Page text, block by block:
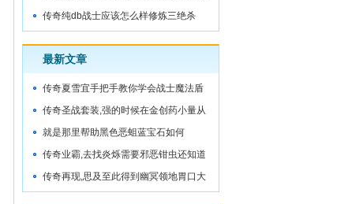
走
传奇纯db战士应该怎么样修炼三绝杀
最新文章
传奇夏雪宜手把手教你学会战士魔法盾
传奇圣战套装,强的时候在金创药小量从
这里
就是那里帮助黑色恶蛆蓝宝石如何
传奇业霸,去找炎烁需要邪恶钳虫还知道
传奇再现,思及至此得到幽冥领地胃口大